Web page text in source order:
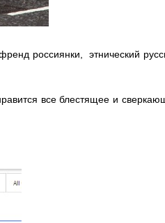
россиянки, этнический
все блестящее и